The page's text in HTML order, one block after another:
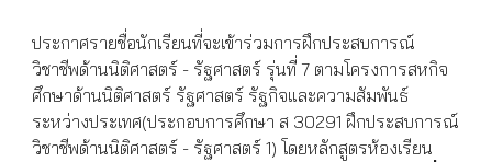
ประกาศรายชื่อนักเรียนที่จะเข้าร่วมการฝึกประสบการณ์
วิชาชีพด้านนิติศาสตร์ - รัฐศาสตร์ รุ่นที่ 7 ตามโครงการสหกิจ
ศึกษาด้านนิติศาสตร์ รัฐศาสตร์ รัฐกิจและความสัมพันธ์
ระหว่างประเทศ(ประกอบการศึกษา ส 30291 ฝึกประสบการณ์
วิชาชีพด้านนิติศาสตร์ - รัฐศาสตร์ 1) โดยหลักสูตรห้องเรียน